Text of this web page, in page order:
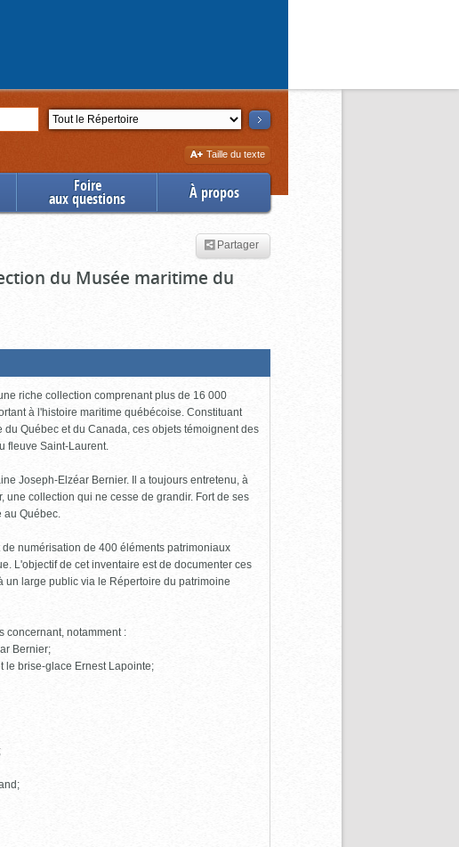
Section
Augmenter
la
Taille du texte
Foire
aux questions À propos
Partager
du Musée maritime du
riche collection comprenant plus de 16 000
à l'histoire maritime québécoise. Constituant
Québec et du Canada, ces objets témoignent des
fleuve Saint-Laurent.
Joseph-Elzéar Bernier. Il a toujours entretenu, à
une collection qui ne cesse de grandir. Fort de ses
au Québec.
numérisation de 400 éléments patrimoniaux
L'objectif de cet inventaire est de documenter ces
un large public via le Répertoire du patrimoine
concernant, notamment :
Bernier;
le brise-glace Ernest Lapointe;